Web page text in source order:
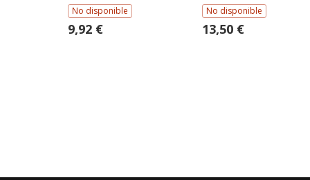
No disponible
9,92 €
No disponible
13,50 €